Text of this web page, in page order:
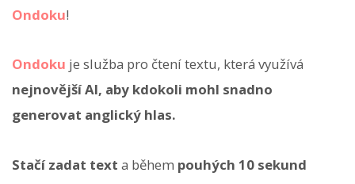
Ondoku!
Ondoku je služba pro čtení textu, která využívá
nejnovější AI, aby kdokoli mohl snadno
generovat anglický hlas.
Stačí zadat text a během pouhých 10 sekund